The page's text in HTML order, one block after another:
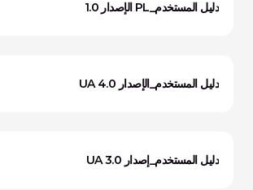
دليل المستخدم_PL الإصدار 1.0
دليل المستخدم_الإصدار UA 4.0
دليل المستخدم_إصدار UA 3.0